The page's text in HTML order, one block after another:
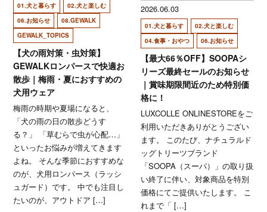
01.犬と暮らす
02.犬と楽しむ
06.お知らせ
08.GEWALK
GEWALK_TOPICS
【犬の雨対策・虫対策】
GEWALKロンパースで快適お
散歩｜梅雨・夏におすすめの
犬用ウェア
梅雨の時期や夏場になると、
「犬の雨の日の散歩どうす
る？」 「草むらで虫が心配…」
といったお悩みが増えてきます
よね。 そんな季節におすすめな
のが、犬用ロンパース（ラッシ
ュガード）です。 中でも注目し
たいのが、アウトドア […]
2026.06.03
01.犬と暮らす
02.犬と楽しむ
04.食事・おやつ
06.お知らせ
【最大66％OFF】SOOPAシ
リーズ最終セールのお知らせ
｜賞味期限間近のため特別価
格に！
LUXCOLLE ONLINESTOREをご
利用いただきありがとうござい
ます。 このたび、ナチュラルド
ッグトリーツブランド
「SOOPA（スーパ）」の取り扱
い終了に伴い、対象商品を特別
価格にてご提供いたします。 こ
れまで「 […]